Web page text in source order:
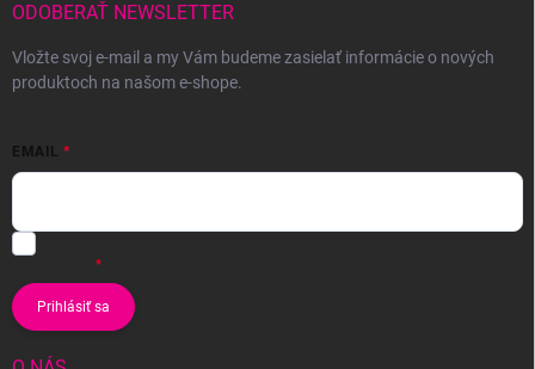
ODOBERAŤ NEWSLETTER
Vložte svoj e-mail a my Vám budeme zasielať informácie o nových
produktoch na našom e-shope.
EMAIL
Prihlásiť sa